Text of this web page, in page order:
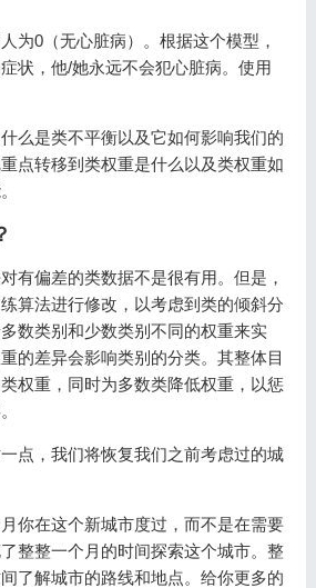
为0（无心脏病）。根据这个模型，
状，他/她永远不会犯心脏病。使用
么是类不平衡以及它如何影响我们的
点转移到类权重是什么以及类权重如
有偏差的类数据不是很有用。但是，
算法进行修改，以考虑到类的倾斜分
数类别和少数类别不同的权重来实
的差异会影响类别的分类。其整体目
权重，同时为多数类降低权重，以惩
点，我们将恢复我们之前考虑过的城
你在这个新城市度过，而不是在需要
整整一个月的时间探索这个城市。整
了解城市的路线和地点。给你更多的